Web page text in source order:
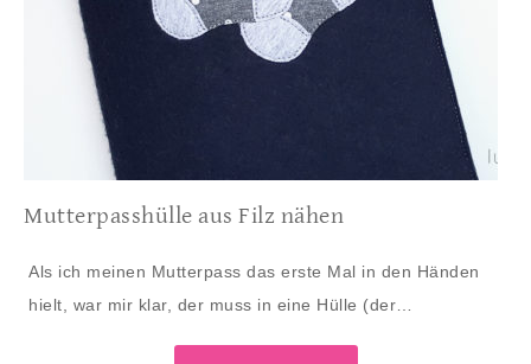
Mutterpasshülle aus Filz nähen
Als ich meinen Mutterpass das erste Mal in den Händen
hielt, war mir klar, der muss in eine Hülle (der…